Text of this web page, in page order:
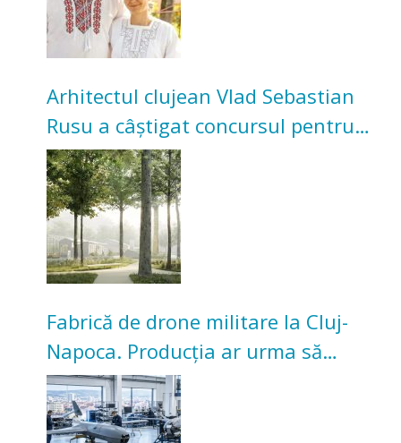
Arhitectul clujean Vlad Sebastian
Rusu a câștigat concursul pentru
transformarea Grădinii Casei
Universitarilor
Fabrică de drone militare la Cluj-
Napoca. Producția ar urma să
înceapă în toamna acestui an